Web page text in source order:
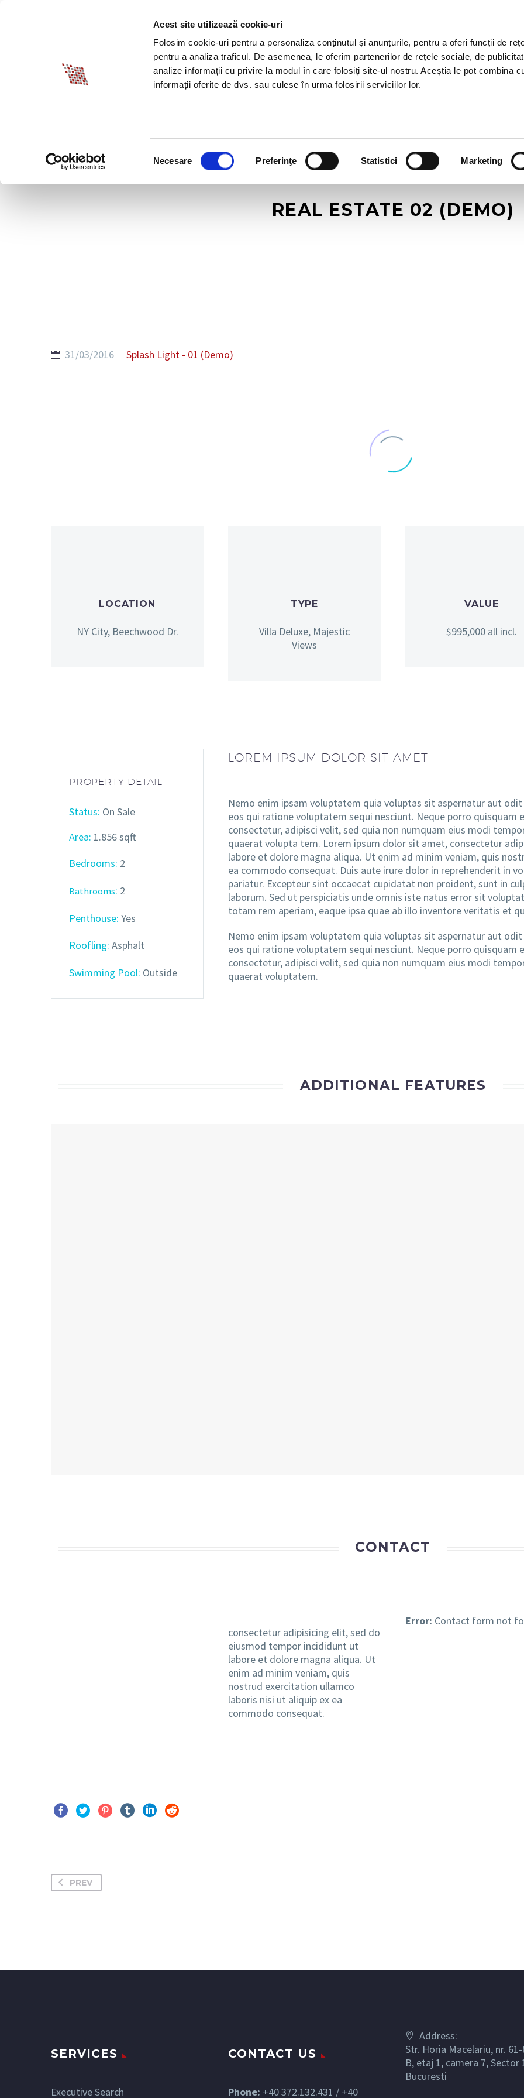
Acest site utilizează cookie-uri
Folosim cookie-uri pentru a personaliza conținutul și anunțurile, pentru a oferi funcții de
pentru a analiza traficul. De asemenea, le oferim partenerilor de rețele sociale, de
analize informații cu privire la modul în care folosiți site-ul nostru. Aceștia le pot combina
informații oferite de dvs. sau culese în urma folosirii serviciilor lor.
consimțământului
Necesare Preferinţe Statistici Marketing
ABOUT BIA SPECIAL OFFERS
REAL ESTATE 02 (DEMO)
31/03/2016 Splash Light - 01 (Demo)
LOCATION
NY City, Beechwood Dr.
TYPE
Villa Deluxe, Majestic
Views
VALUE
$995,000 all incl.
PROPERTY DETAIL
Status: On Sale
Area: 1.856 sqft
Bedrooms: 2
Bathrooms: 2
Penthouse: Yes
Roofling: Asphalt
Swimming Pool: Outside
LOREM IPSUM DOLOR SIT AMET
Nemo enim ipsam voluptatem quia voluptas sit aspernatur aut
eos qui ratione voluptatem sequi nesciunt. Neque porro
consectetur, adipisci velit, sed quia non numquam eius modi
quaerat volupta tem. Lorem ipsum dolor sit amet, consectetur
labore et dolore magna aliqua. Ut enim ad minim veniam, quis
ea commodo consequat. Duis aute irure dolor in reprehenderit in
pariatur. Excepteur sint occaecat cupidatat non proident, sunt in
laborum. Sed ut perspiciatis unde omnis iste natus error sit
totam rem aperiam, eaque ipsa quae ab illo inventore veritatis et
Nemo enim ipsam voluptatem quia voluptas sit aspernatur aut
eos qui ratione voluptatem sequi nesciunt. Neque porro
consectetur, adipisci velit, sed quia non numquam eius modi
quaerat voluptatem.
ADDITIONAL FEATURES
CONTACT
consectetur adipisicing elit, sed do
eiusmod tempor incididunt ut
labore et dolore magna aliqua. Ut
enim ad minim veniam, quis
nostrud exercitation ullamco
laboris nisi ut aliquip ex ea
commodo consequat.
Error: Contact form not
PREV
SERVICES
Executive Search
CONTACT US
Phone: +40 372.132.431 / +40
Address:
Str. Horia Macelariu, nr.
B, etaj 1, camera 7, Sector
Bucuresti